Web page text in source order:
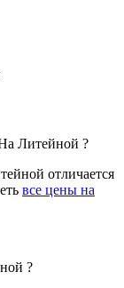
Литейной ?
отличается
все цены на
?